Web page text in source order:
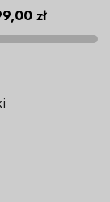
zł